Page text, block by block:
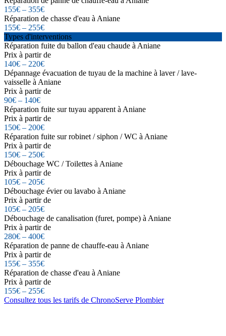
155€ – 355€
Réparation de chasse d'eau à Aniane
155€ – 255€
Types d'interventions
Réparation fuite du ballon d'eau chaude à Aniane
Prix à partir de
140€ – 220€
Dépannage évacuation de tuyau de la machine à laver / lave-
vaisselle à Aniane
Prix à partir de
90€ – 140€
Réparation fuite sur tuyau apparent à Aniane
Prix à partir de
150€ – 200€
Réparation fuite sur robinet / siphon / WC à Aniane
Prix à partir de
150€ – 250€
Débouchage WC / Toilettes à Aniane
Prix à partir de
105€ – 205€
Débouchage évier ou lavabo à Aniane
Prix à partir de
105€ – 205€
Débouchage de canalisation (furet, pompe) à Aniane
Prix à partir de
280€ – 400€
Réparation de panne de chauffe-eau à Aniane
Prix à partir de
155€ – 355€
Réparation de chasse d'eau à Aniane
Prix à partir de
155€ – 255€
Consultez tous les tarifs de ChronoServe Plombier